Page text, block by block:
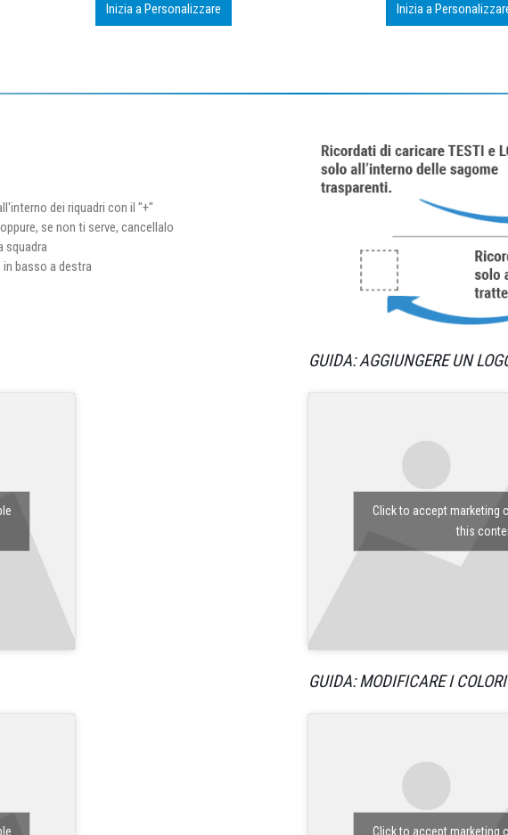
Inizia a Personalizzare Inizia a
dei riquadri con il "+"
se non ti serve, cancellalo
squadra
in basso a destra
GUIDA: AGGIUNGERE UN
Click to accept marketing
this
GUIDA: MODIFICARE I COLORI
Click to accept marketing